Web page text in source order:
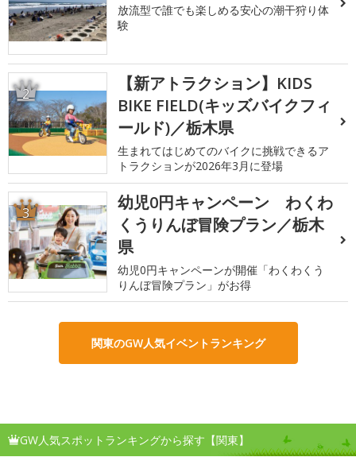
放流型で誰でも楽しめる安心の潮干狩り体
験
2
【新アトラクション】KIDS
BIKE FIELD(キッズバイクフィ
ールド)／栃木県
生まれてはじめてのバイクに挑戦できるア
トラクションが2026年3月に登場
3
幼児0円キャンペーン わくわ
くうりんぼ冒険プラン／栃木
県
幼児0円キャンペーンが開催「わくわくう
りんぼ冒険プラン」がお得
関東のGW人気イベントランキング
GW人気スポットランキングから探す【関東】